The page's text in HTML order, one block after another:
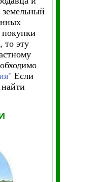
то эту
Если